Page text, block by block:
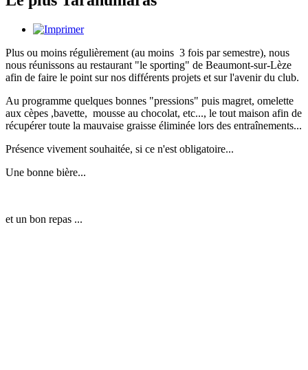
Plus ou moins régulièrement (au moins 3 fois par semestre), nous
nous réunissons au restaurant "le sporting" de Beaumont-sur-Lèze
afin de faire le point sur nos différents projets et sur l'avenir du club.
Au programme quelques bonnes "pressions" puis magret, omelette
aux cèpes ,bavette, mousse au chocolat, etc..., le tout maison afin de
récupérer toute la mauvaise graisse éliminée lors des entraînements...
Présence vivement souhaitée, si ce n'est obligatoire...
Une bonne bière...
et un bon repas ...